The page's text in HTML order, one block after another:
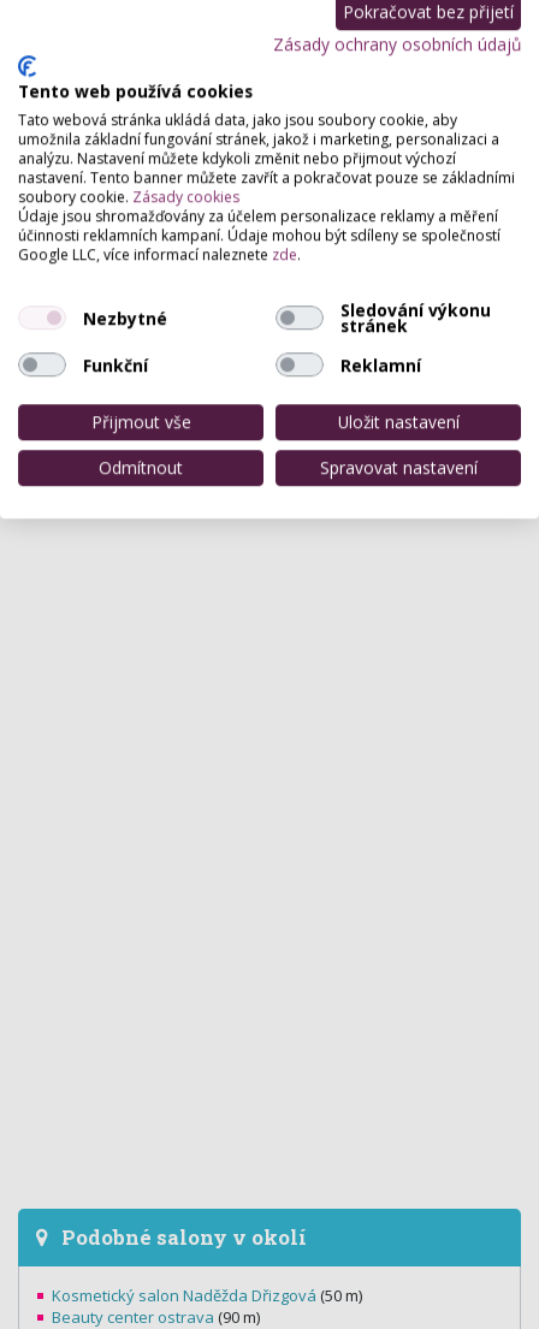
Podobné salony v okolí
Kosmetický salon Naděžda Dřizgová (50 m)
Beauty center ostrava (90 m)
Pokračovat bez přijetí
Zásady ochrany osobních údajů
Tento web používá cookies
Tato webová stránka ukládá data, jako jsou soubory cookie, aby
umožnila základní fungování stránek, jakož i marketing, personalizaci a
analýzu. Nastavení můžete kdykoli změnit nebo přijmout výchozí
nastavení. Tento banner můžete zavřít a pokračovat pouze se základními
soubory cookie. Zásady cookies
Údaje jsou shromažďovány za účelem personalizace reklamy a měření
účinnosti reklamních kampaní. Údaje mohou být sdíleny se společností
Google LLC, více informací naleznete zde.
Nezbytné Sledování výkonu
stránek
Funkční
Reklamní
Přijmout vše
Uložit nastavení
Odmítnout
Spravovat nastavení